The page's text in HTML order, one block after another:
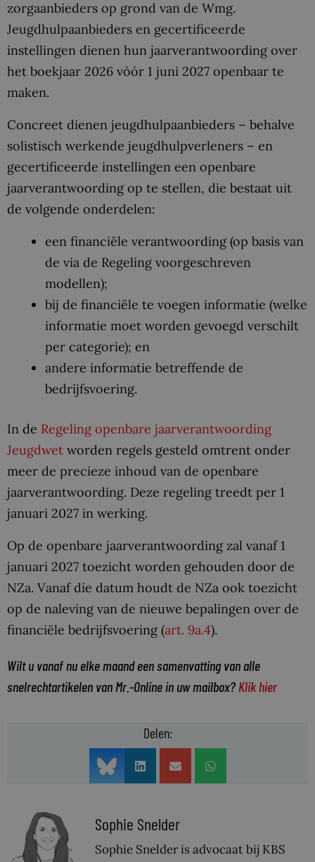
zorgaanbieders op grond van de Wmg.
Jeugdhulpaanbieders en gecertificeerde
instellingen dienen hun jaarverantwoording over
het boekjaar 2026 vóór 1 juni 2027 openbaar te
maken.
Concreet dienen jeugdhulpaanbieders – behalve
solistisch werkende jeugdhulpverleners – en
gecertificeerde instellingen een openbare
jaarverantwoording op te stellen, die bestaat uit
de volgende onderdelen:
een financiële verantwoording (op basis van
de via de Regeling voorgeschreven
modellen);
bij de financiële te voegen informatie (welke
informatie moet worden gevoegd verschilt
per categorie); en
andere informatie betreffende de
bedrijfsvoering.
In de Regeling openbare jaarverantwoording
Jeugdwet worden regels gesteld omtrent onder
meer de precieze inhoud van de openbare
jaarverantwoording. Deze regeling treedt per 1
januari 2027 in werking.
Op de openbare jaarverantwoording zal vanaf 1
januari 2027 toezicht worden gehouden door de
NZa. Vanaf die datum houdt de NZa ook toezicht
op de naleving van de nieuwe bepalingen over de
financiële bedrijfsvoering (art. 9a.4).
Wilt u vanaf nu elke maand een samenvatting van alle
snelrechtartikelen van Mr.-Online in uw mailbox? Klik hier
Delen:
Sophie Snelder
Sophie Snelder is advocaat bij KBS